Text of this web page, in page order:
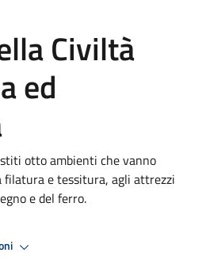
Civiltà
ed
otto ambienti che vanno
filatura e tessitura, agli attrezzi
e del ferro.